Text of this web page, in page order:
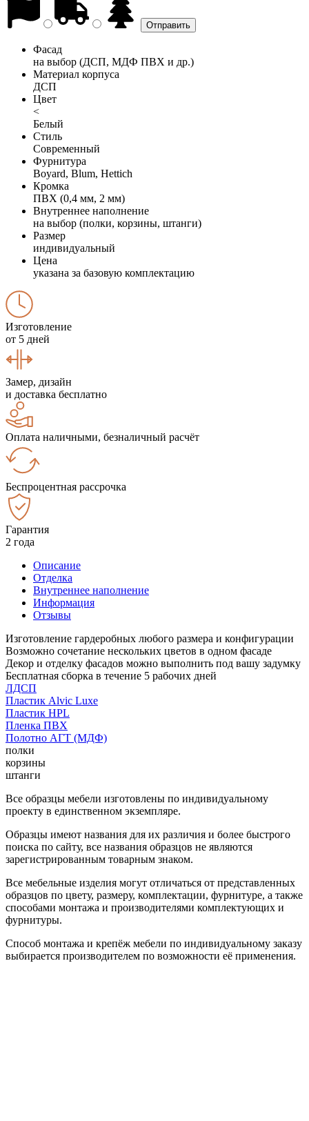
Фасад
на выбор (ДСП, МДФ ПВХ и др.)
Материал корпуса
ДСП
Цвет
<
Белый
Стиль
Современный
Фурнитура
Boyard, Blum, Hettich
Кромка
ПВХ (0,4 мм, 2 мм)
Внутреннее наполнение
на выбор (полки, корзины, штанги)
Размер
индивидуальный
Цена
указана за базовую комплектацию
Изготовление
от 5 дней
Замер, дизайн
и доставка бесплатно
Оплата наличными, безналичный расчёт
Беспроцентная рассрочка
Гарантия
2 года
Описание
Отделка
Внутреннее наполнение
Информация
Отзывы
Изготовление гардеробных любого размера и конфигурации
Возможно сочетание нескольких цветов в одном фасаде
Декор и отделку фасадов можно выполнить под вашу задумку
Бесплатная сборка в течение 5 рабочих дней
ЛДСП
Пластик Alvic Luxe
Пластик HPL
Пленка ПВХ
Полотно АГТ (МДФ)
полки
корзины
штанги
Все образцы мебели изготовлены по индивидуальному
проекту в единственном экземпляре.
Образцы имеют названия для их различия и более быстрого
поиска по сайту, все названия образцов не являются
зарегистрированным товарным знаком.
Все мебельные изделия могут отличаться от представленных
образцов по цвету, размеру, комплектации, фурнитуре, а также
способами монтажа и производителями комплектующих и
фурнитуры.
Способ монтажа и крепёж мебели по индивидуальному заказу
выбирается производителем по возможности её применения.